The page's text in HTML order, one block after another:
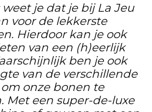
je dat je bij La Jeu
voor de lekkerste
Hierdoor kan je ook
van een (h)eerlijk
ben je ook
van de verschillende
onze bonen te
Met een super-de-luxe